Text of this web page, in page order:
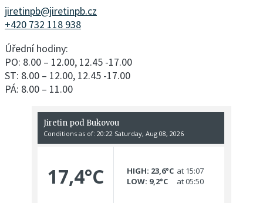
jiretinpb@jiretinpb.cz
+420 732 118 938
Úřední hodiny:
PO: 8.00 – 12.00, 12.45 -17.00
ST: 8.00 – 12.00, 12.45 -17.00
PÁ: 8.00 – 11.00